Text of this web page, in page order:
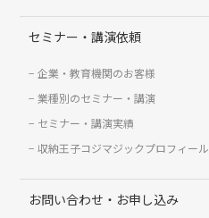
セミナー・講演依頼
企業・教育機関のお客様
業種別のセミナー・講演
セミナー・講演実績
収納王子コジマジックプロフィール
お問い合わせ・お申し込み